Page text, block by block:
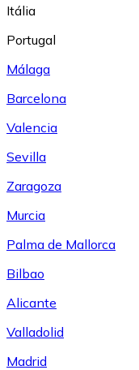
Itália
Portugal
Málaga
Barcelona
Valencia
Sevilla
Zaragoza
Murcia
Palma de Mallorca
Bilbao
Alicante
Valladolid
Madrid